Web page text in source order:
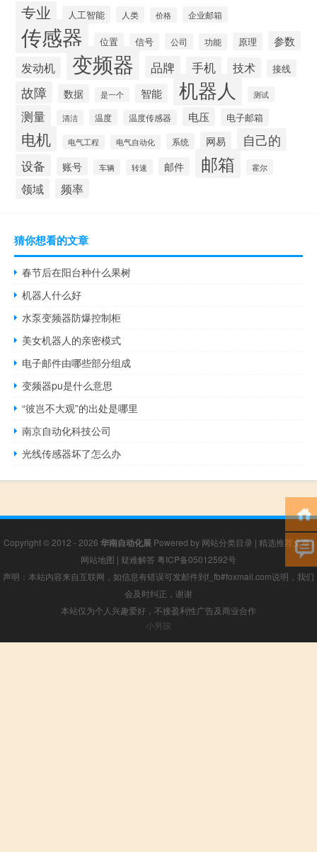
专业 人工智能 人类 价格 企业邮箱
传感器 位置 信号 公司 功能 原理 参数
发动机 变频器 品牌 手机 技术 接线
故障 数据 是一个 智能 机器人 测试
测量 清洁 温度 温度传感器 电压 电子邮箱
电机 电气工程 电气自动化 系统 网易 自己的
设备 账号 车辆 转速 邮件 邮箱 霍尔
领域 频率
猜你想看的文章
春节后在阳台种什么果树
机器人什么好
水泵变频器防爆控制柜
美女机器人的亲密模式
电子邮件由哪些部分组成
变频器pu是什么意思
“彼岂不大观”的出处是哪里
南京自动化科技公司
光线传感器坏了怎么办
Copyright © 2012 - 2026 华南自动化展Powered by 网站分类目录 | 精选推荐文章|
网站地图 | 疑难解答 粤ICP备05012592号
声明：本站内容来自互联网，如信息有错误可发邮件到f_fb#foxmail.com说明，我们
会及时纠正，谢谢
本站仅为个人兴趣爱好，不接盈利性广告及商业合作
小男孩